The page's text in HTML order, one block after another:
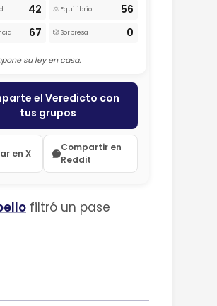
42 ⚖️ Equilibrio 56
67 🎲 Sorpresa 0
su ley en casa.
el Veredicto con
tus grupos
en X
Compartir en
Reddit
filtró un pase